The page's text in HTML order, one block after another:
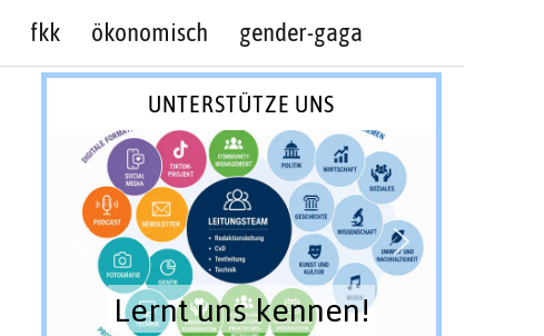
fkk ökonomisch gender-gaga
UNTERSTÜTZE UNS
Lernt uns kennen!